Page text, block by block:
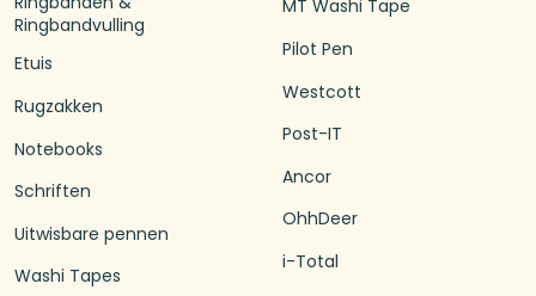
Ringbandvulling
Etuis
Rugzakken
Notebooks
Schriften
Uitwisbare pennen
Washi Tapes
MT Washi Tape
Pilot Pen
Westcott
Post-IT
Ancor
OhhDeer
i-Total